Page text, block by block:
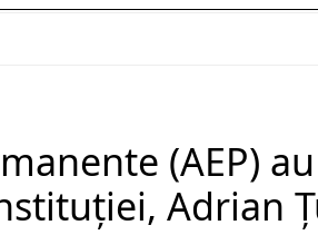
(AEP)
Adrian